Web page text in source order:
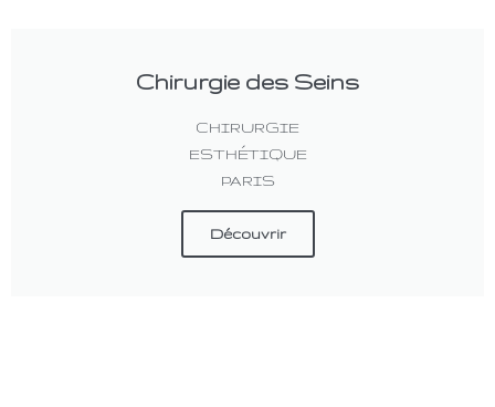
Chirurgie des Seins
CHIRURGIE
ESTHÉTIQUE
PARIS
Découvrir